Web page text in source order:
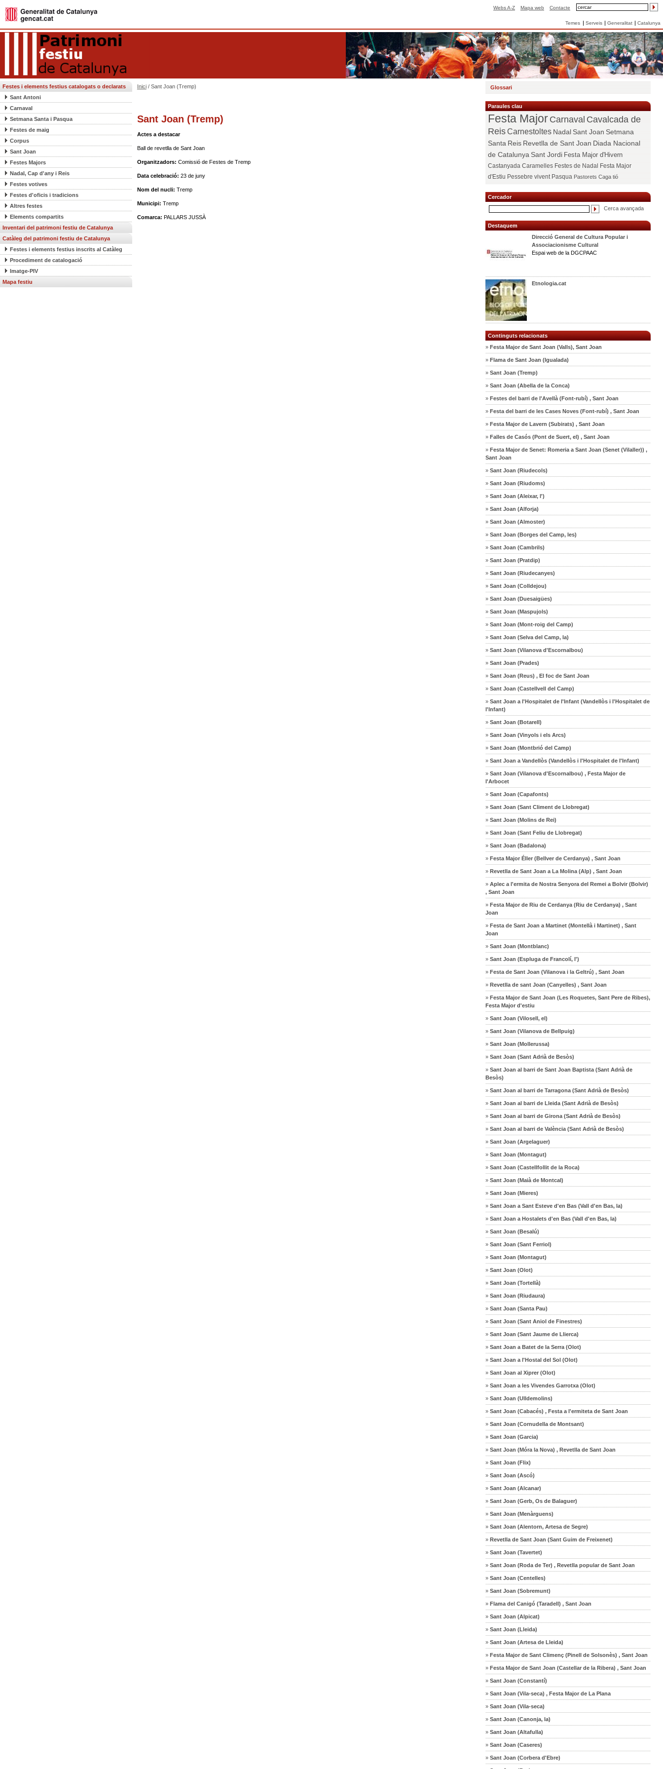
Webs A-Z Mapa web Contacte
Temes Serveis Generalitat Catalunya
Festes i elements festius catalogats o declarats
Sant Antoni
Carnaval
Setmana Santa i Pasqua
Festes de maig
Corpus
Sant Joan
Festes Majors
Nadal, Cap d'any i Reis
Festes votives
Festes d'oficis i tradicions
Altres festes
Elements compartits
Inventari del patrimoni festiu de Catalunya
Catàleg del patrimoni festiu de Catalunya
Festes i elements festius inscrits al Catàleg
Procediment de catalogació
Imatge-PIV
Mapa festiu
Inici/ Sant Joan (Tremp)
Sant Joan (Tremp)
Actes a destacar
Ball de revetlla de Sant Joan
Organitzadors: Comissió de Festes de Tremp
Data celebració: 23 de juny
Nom del nucli: Tremp
Municipi: Tremp
Comarca: PALLARS JUSSÀ
Glossari
Paraules clau
Festa MajorCarnavalCavalcada de
ReisCarnestoltesNadalSant JoanSetmana
SantaReisRevetlla de Sant JoanDiada Nacional
de CatalunyaSant Jordi Festa Major d'Hivern
Castanyada Caramelles Festes de Nadal Festa Major
d'Estiu Pessebre vivent Pasqua Pastorets Caga tió
Cercador
Cerca avançada
Destaquem
Direcció General de Cultura Popular i
Associacionisme Cultural
Espai web de la DGCPAAC
Etnologia.cat
Continguts relacionats
» Festa Major de Sant Joan (Valls), Sant Joan
» Flama de Sant Joan (Igualada)
» Sant Joan (Tremp)
» Sant Joan (Abella de la Conca)
» Festes del barri de l'Avellà (Font-rubí) , Sant Joan
» Festa del barri de les Cases Noves (Font-rubí) , Sant Joan
» Festa Major de Lavern (Subirats) , Sant Joan
» Falles de Casós (Pont de Suert, el) , Sant Joan
» Festa Major de Senet: Romeria a Sant Joan (Senet (Vilaller)) ,
Sant Joan
» Sant Joan (Riudecols)
» Sant Joan (Riudoms)
» Sant Joan (Aleixar, l')
» Sant Joan (Alforja)
» Sant Joan (Almoster)
» Sant Joan (Borges del Camp, les)
» Sant Joan (Cambrils)
» Sant Joan (Pratdip)
» Sant Joan (Riudecanyes)
» Sant Joan (Colldejou)
» Sant Joan (Duesaigües)
» Sant Joan (Maspujols)
» Sant Joan (Mont-roig del Camp)
» Sant Joan (Selva del Camp, la)
» Sant Joan (Vilanova d'Escornalbou)
» Sant Joan (Prades)
» Sant Joan (Reus) , El foc de Sant Joan
» Sant Joan (Castellvell del Camp)
» Sant Joan a l'Hospitalet de l'Infant (Vandellòs i l'Hospitalet de
l'Infant)
» Sant Joan (Botarell)
» Sant Joan (Vinyols i els Arcs)
» Sant Joan (Montbrió del Camp)
» Sant Joan a Vandellòs (Vandellòs i l'Hospitalet de l'Infant)
» Sant Joan (Vilanova d'Escornalbou) , Festa Major de
l'Arbocet
» Sant Joan (Capafonts)
» Sant Joan (Sant Climent de Llobregat)
» Sant Joan (Molins de Rei)
» Sant Joan (Sant Feliu de Llobregat)
» Sant Joan (Badalona)
» Festa Major Éller (Bellver de Cerdanya) , Sant Joan
» Revetlla de Sant Joan a La Molina (Alp) , Sant Joan
» Aplec a l'ermita de Nostra Senyora del Remei a Bolvir (Bolvir)
, Sant Joan
» Festa Major de Riu de Cerdanya (Riu de Cerdanya) , Sant
Joan
» Festa de Sant Joan a Martinet (Montellà i Martinet) , Sant
Joan
» Sant Joan (Montblanc)
» Sant Joan (Espluga de Francolí, l')
» Festa de Sant Joan (Vilanova i la Geltrú) , Sant Joan
» Revetlla de sant Joan (Canyelles) , Sant Joan
» Festa Major de Sant Joan (Les Roquetes, Sant Pere de Ribes),
Festa Major d'estiu
» Sant Joan (Vilosell, el)
» Sant Joan (Vilanova de Bellpuig)
» Sant Joan (Mollerussa)
» Sant Joan (Sant Adrià de Besòs)
» Sant Joan al barri de Sant Joan Baptista (Sant Adrià de
Besòs)
» Sant Joan al barri de Tarragona (Sant Adrià de Besòs)
» Sant Joan al barri de Lleida (Sant Adrià de Besòs)
» Sant Joan al barri de Girona (Sant Adrià de Besòs)
» Sant Joan al barri de València (Sant Adrià de Besòs)
» Sant Joan (Argelaguer)
» Sant Joan (Montagut)
» Sant Joan (Castellfollit de la Roca)
» Sant Joan (Maià de Montcal)
» Sant Joan (Mieres)
» Sant Joan a Sant Esteve d'en Bas (Vall d'en Bas, la)
» Sant Joan a Hostalets d'en Bas (Vall d'en Bas, la)
» Sant Joan (Besalú)
» Sant Joan (Sant Ferriol)
» Sant Joan (Montagut)
» Sant Joan (Olot)
» Sant Joan (Tortellà)
» Sant Joan (Riudaura)
» Sant Joan (Santa Pau)
» Sant Joan (Sant Aniol de Finestres)
» Sant Joan (Sant Jaume de Llierca)
» Sant Joan a Batet de la Serra (Olot)
» Sant Joan a l'Hostal del Sol (Olot)
» Sant Joan al Xiprer (Olot)
» Sant Joan a les Vivendes Garrotxa (Olot)
» Sant Joan (Ulldemolins)
» Sant Joan (Cabacés) , Festa a l'ermiteta de Sant Joan
» Sant Joan (Cornudella de Montsant)
» Sant Joan (Garcia)
» Sant Joan (Móra la Nova) , Revetlla de Sant Joan
» Sant Joan (Flix)
» Sant Joan (Ascó)
» Sant Joan (Alcanar)
» Sant Joan (Gerb, Os de Balaguer)
» Sant Joan (Menàrguens)
» Sant Joan (Alentorn, Artesa de Segre)
» Revetlla de Sant Joan (Sant Guim de Freixenet)
» Sant Joan (Tavertet)
» Sant Joan (Roda de Ter) , Revetlla popular de Sant Joan
» Sant Joan (Centelles)
» Sant Joan (Sobremunt)
» Flama del Canigó (Taradell) , Sant Joan
» Sant Joan (Alpicat)
» Sant Joan (Lleida)
» Sant Joan (Artesa de Lleida)
» Festa Major de Sant Climenç (Pinell de Solsonès) , Sant Joan
» Festa Major de Sant Joan (Castellar de la Ribera) , Sant Joan
» Sant Joan (Constantí)
» Sant Joan (Vila-seca) , Festa Major de La Plana
» Sant Joan (Vila-seca)
» Sant Joan (Canonja, la)
» Sant Joan (Altafulla)
» Sant Joan (Caseres)
» Sant Joan (Corbera d'Ebre)